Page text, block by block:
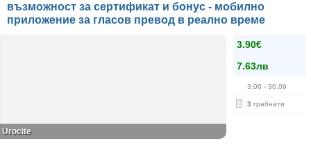
възможност за сертификат и бонус - мобилно
приложение за гласов превод в реално време
3.90€
7.63лв
3.06 - 30.09
3 грабнати
Urocite